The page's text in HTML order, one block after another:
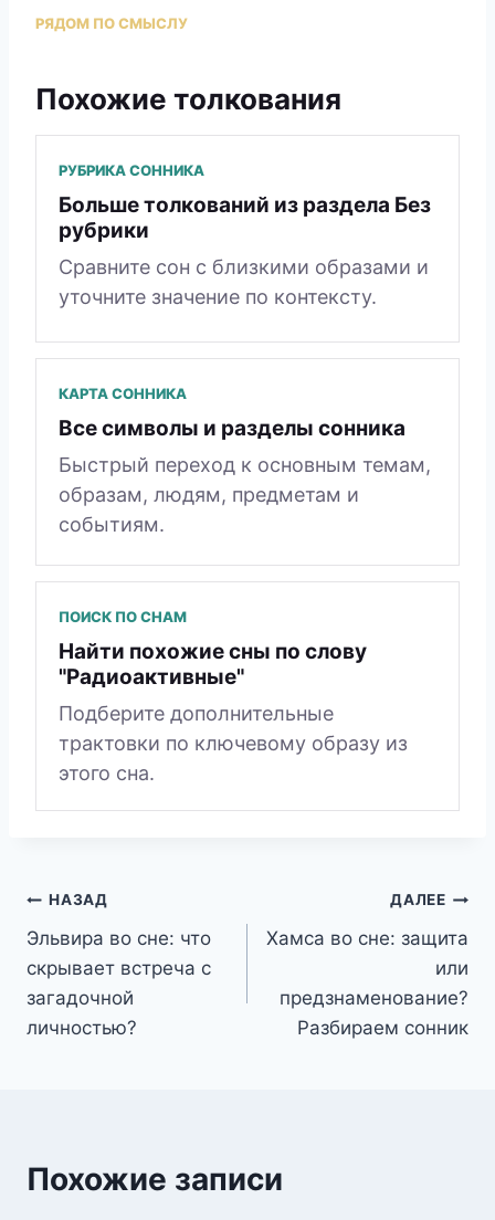
РЯДОМ ПО СМЫСЛУ
Похожие толкования
РУБРИКА СОННИКА
Больше толкований из раздела Без
рубрики
Сравните сон с близкими образами и
уточните значение по контексту.
КАРТА СОННИКА
Все символы и разделы сонника
Быстрый переход к основным темам,
образам, людям, предметам и
событиям.
ПОИСК ПО СНАМ
Найти похожие сны по слову
"Радиоактивные"
Подберите дополнительные
трактовки по ключевому образу из
этого сна.
Навигация
по
записям
НАЗАД
Эльвира во сне: что
скрывает встреча с
загадочной
личностью?
ДАЛЕЕ
Хамса во сне: защита
или
предзнаменование?
Разбираем сонник
Похожие записи